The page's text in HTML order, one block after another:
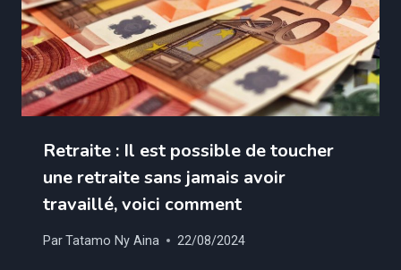
Retraite : Il est possible de toucher
une retraite sans jamais avoir
travaillé, voici comment
ParTatamo Ny Aina 22/08/2024